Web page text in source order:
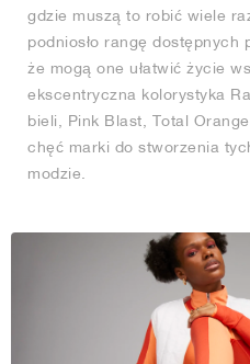
gdzie muszą to robić wiele
podniosło rangę dostępnych
że mogą one ułatwić życie
ekscentryczna kolorystyka
bieli, Pink Blast, Total
chęć marki do stworzenia
modzie.